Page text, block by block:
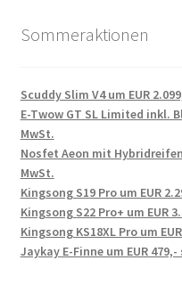
Sommeraktionen
Scuddy Slim V4 um EUR
E-Twow GT SL Limited inkl.
MwSt.
Nosfet Aeon mit
MwSt.
Kingsong S19 Pro um EUR
Kingsong S22 Pro+ um EUR
Kingsong KS18XL Pro um
Jaykay E-Finne um EUR